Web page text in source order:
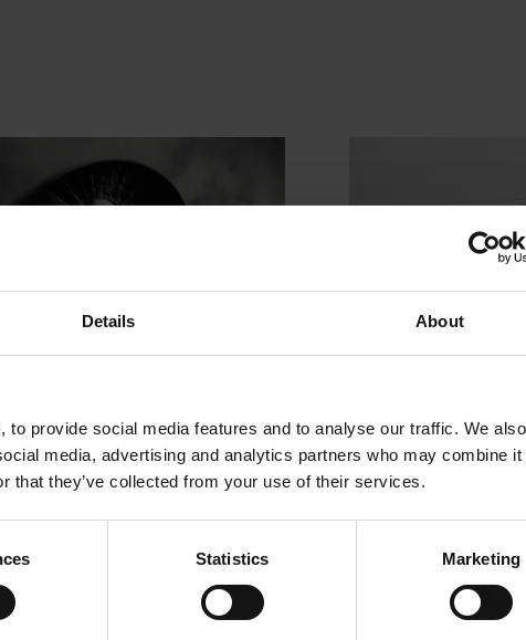
Details About
provide social media features and to analyse our traffic. We
media, advertising and analytics partners who may combine it
that they’ve collected from your use of their services.
Statistics Marketing
tra moda e arte
la maison francese
Pedrazzini |Apr 7, 2026| Book
Libri da
per Natale
Virtus
daAnna Pedrazzini